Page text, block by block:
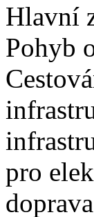
Hlavní
Pohyb
pro